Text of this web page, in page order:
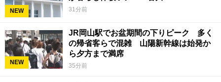
NEW 31分前
NEW
JR岡山駅でお盆期間の下りピーク 多く
の帰省客らで混雑 山陽新幹線は始発か
ら夕方まで満席
35分前